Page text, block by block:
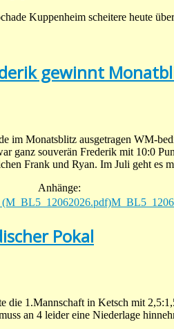
Kuppenheim scheitere heute
gewinnt
im Monatsblitz ausgetragen WM-
ganz souverän Frederik mit 10:0
Frank und Ryan. Im Juli geht es
Anhänge:
Pokal
die 1.Mannschaft in Ketsch mit
an 4 leider eine Niederlage